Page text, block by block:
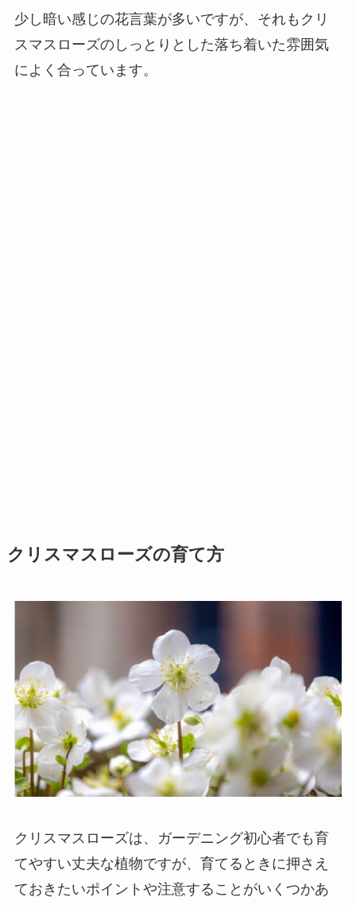
少し暗い感じの花言葉が多いですが、それもクリ
スマスローズのしっとりとした落ち着いた雰囲気
によく合っています。
クリスマスローズの育て方
クリスマスローズは、
ガーデニング初心者でも育
てやすい丈夫な植物ですが、育てるときに押さえ
ておきたいポイントや注意することがいくつかあ